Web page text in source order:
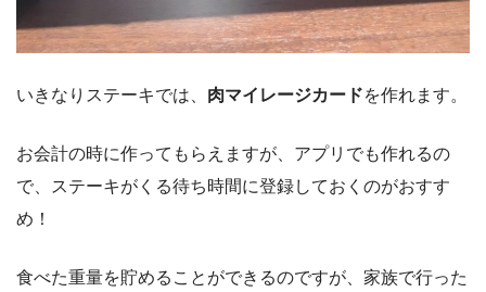
いきなりステーキでは、 肉マイレージカードを作れます。
お会計の時に作ってもらえますが、アプリでも作れるの
で、ステーキがくる待ち時間に登録しておくのがおすす
め！
食べた重量を貯めることができるのですが、家族で行った